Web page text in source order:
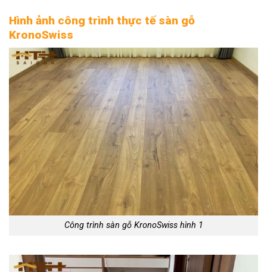
Hình ảnh công trình thực tế sàn gỗ
KronoSwiss
Công trình sàn gỗ KronoSwiss hình 1